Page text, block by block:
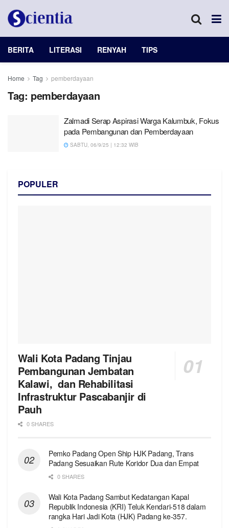
BERITA LITERASI RENYAH TIPS
Home Tag pemberdayaan
Tag: pemberdayaan
Zalmadi Serap Aspirasi Warga Kalumbuk, Fokus
pada Pembangunan dan Pemberdayaan
SABTU, 06/9/25 | 12:32 WIB
POPULER
Wali Kota Padang Tinjau
Pembangunan Jembatan
Kalawi, dan Rehabilitasi
Infrastruktur Pascabanjir di
Pauh
0 SHARES
Pemko Padang Open Ship HJK Padang, Trans
Padang Sesuaikan Rute Koridor Dua dan Empat
0 SHARES
Wali Kota Padang Sambut Kedatangan Kapal
Republik Indonesia (KRI) Teluk Kendari-518 dalam
rangka Hari Jadi Kota (HJK) Padang ke-357.